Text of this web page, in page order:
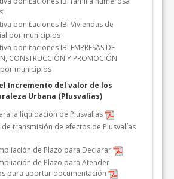
bonificaciones IBI Viviendas de
por municipios
bonificaciones IBI EMPRESAS DE
CONSTRUCCIÓN Y PROMOCIÓN
por municipios
Incremento del valor de los
Urbana (Plusvalías)
la liquidación de Plusvalías
transmisión de efectos de Plusvalías
de Plazo para Declarar
de Plazo para Atender
para aportar documentación